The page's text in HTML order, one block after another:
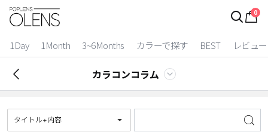
0
1Day 1Month 3~6Months カラーで探す BEST レビュー
ログイン
カラコン比較
今月限定特典
ベスト
カラコンコラム
タイトル+内容